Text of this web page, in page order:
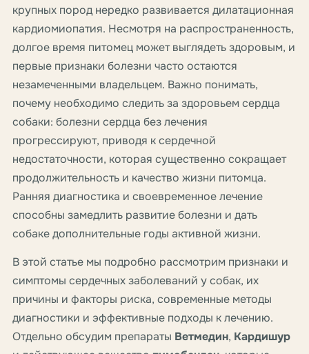
крупных пород нередко развивается дилатационная
кардиомиопатия. Несмотря на распространенность,
долгое время питомец может выглядеть здоровым, и
первые признаки болезни часто остаются
незамеченными владельцем. Важно понимать,
почему необходимо следить за здоровьем сердца
собаки: болезни сердца без лечения
прогрессируют, приводя к сердечной
недостаточности, которая существенно сокращает
продолжительность и качество жизни питомца.
Ранняя диагностика и своевременное лечение
способны замедлить развитие болезни и дать
собаке дополнительные годы активной жизни.
В этой статье мы подробно рассмотрим признаки и
симптомы сердечных заболеваний у собак, их
причины и факторы риска, современные методы
диагностики и эффективные подходы к лечению.
Отдельно обсудим препараты Ветмедин, Кардишур